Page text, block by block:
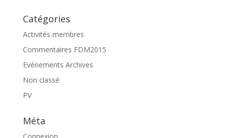
Catégories
Activités membres
Commentaires FDM2015
Evénements Archives
Non classé
PV
Méta
Connexion